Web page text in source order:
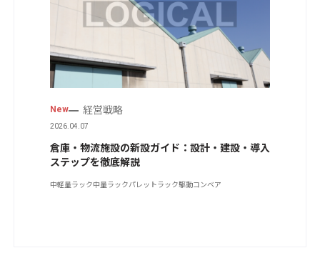
New 経営戦略
2026.04.07
倉庫・物流施設の新設ガイド：設計・建設・導入
ステップを徹底解説
中軽量ラック中量ラックパレットラック駆動コンベア